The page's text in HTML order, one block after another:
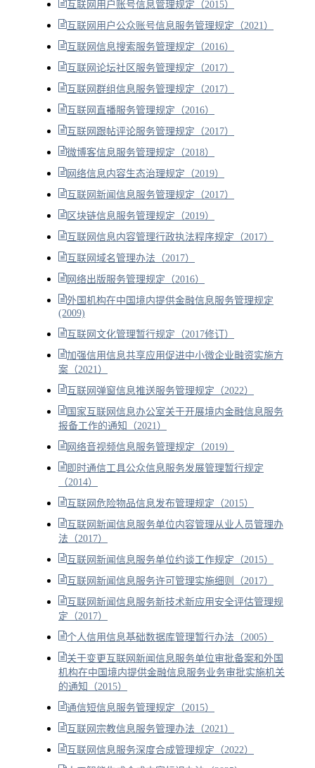
互联网用户账号信息管理规定（2015）
互联网用户公众账号信息服务管理规定（2021）
互联网信息搜索服务管理规定（2016）
互联网论坛社区服务管理规定（2017）
互联网群组信息服务管理规定（2017）
互联网直播服务管理规定（2016）
互联网跟帖评论服务管理规定（2017）
微博客信息服务管理规定（2018）
网络信息内容生态治理规定（2019）
互联网新闻信息服务管理规定（2017）
区块链信息服务管理规定（2019）
互联网信息内容管理行政执法程序规定（2017）
互联网域名管理办法（2017）
网络出版服务管理规定（2016）
外国机构在中国境内提供金融信息服务管理规定
(2009)
互联网文化管理暂行规定（2017修订）
加强信用信息共享应用促进中小微企业融资实施方
案（2021）
互联网弹窗信息推送服务管理规定（2022）
国家互联网信息办公室关于开展境内金融信息服务
报备工作的通知（2021）
网络音视频信息服务管理规定（2019）
即时通信工具公众信息服务发展管理暂行规定
（2014）
互联网危险物品信息发布管理规定（2015）
互联网新闻信息服务单位内容管理从业人员管理办
法（2017）
互联网新闻信息服务单位约谈工作规定（2015）
互联网新闻信息服务许可管理实施细则（2017）
互联网新闻信息服务新技术新应用安全评估管理规
定（2017）
个人信用信息基础数据库管理暂行办法（2005）
关于变更互联网新闻信息服务单位审批备案和外国
机构在中国境内提供金融信息服务业务审批实施机关
的通知（2015）
通信短信息服务管理规定（2015）
互联网宗教信息服务管理办法（2021）
互联网信息服务深度合成管理规定（2022）